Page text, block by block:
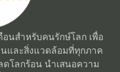
อนสำหรับคนรักษ์โลก เพื่อ
และสิ่งแวดล้อมที่ทุกภาค
โลกร้อน นำเสนอความ